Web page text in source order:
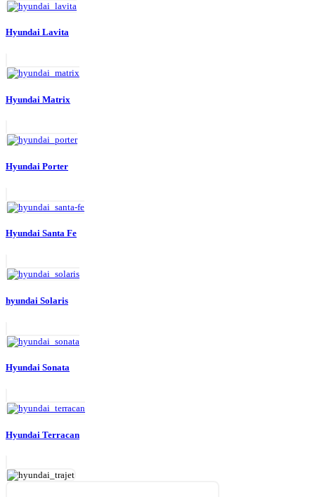
Hyundai Lavita
Hyundai Matrix
Hyundai Porter
Hyundai Santa Fe
hyundai Solaris
Hyundai Sonata
Hyundai Terracan